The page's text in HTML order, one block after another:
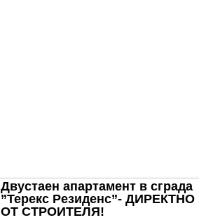
Двустаен апартамент в сграда
”Терекс Резиденс”- ДИРЕКТНО
ОТ СТРОИТЕЛЯ!